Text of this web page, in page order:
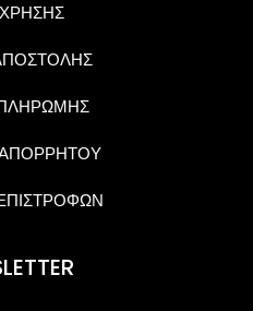
ΑΠΟΡΡΗΤΟΥ